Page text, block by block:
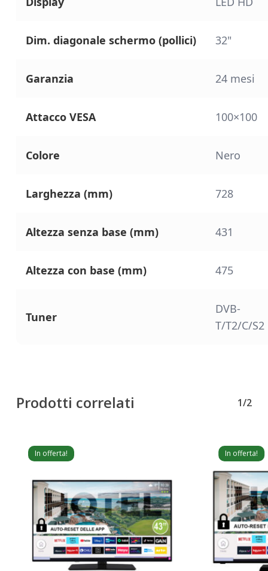
Dim. diagonale schermo (pollici) 32"
Garanzia 24 mesi
Attacco VESA 100×100
Colore Nero
Larghezza (mm) 728
Altezza senza base (mm) 431
Altezza con base (mm) 475
Tuner
DVB-
T/T2/C/S2
Prodotti correlati 1/2
In offerta! In offerta!